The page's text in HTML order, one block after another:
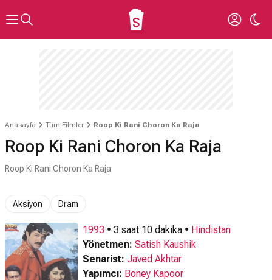
Anasayfa Tüm Filmler Roop Ki Rani Choron Ka Raja
Roop Ki Rani Choron Ka Raja
Roop Ki Rani Choron Ka Raja
Aksiyon Dram
1993 • 3 saat 10 dakika • Hindistan
Yönetmen: Satish Kaushik
Senarist: Javed Akhtar
Yapımcı: Boney Kapoor